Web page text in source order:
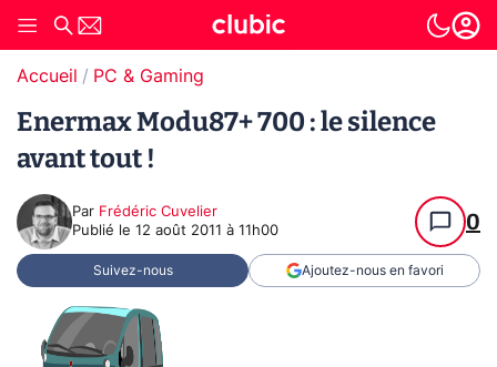
Accueil PC & Gaming
Enermax Modu87+ 700 : le silence
avant tout !
Par Frédéric Cuvelier
Publié le 12 août 2011 à 11h00 0
Suivez-nous Ajoutez-nous en favori